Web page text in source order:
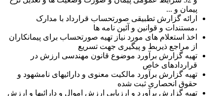
پیمان و ...
ارائه گزارش تطبیقی صورتحساب قرارداد با مدارک
،مستندات و قوانین و آئین نامه ها
اخذ استعلام های مورد نیاز تهیه صورتحساب برای پیمانکاران
از مراجع ذیربط و پیگیری جهت تسریع
تهیه گزارش برآورد موضوع قانون مهندسی ارزش در
قراردادهای خاص
تهیه گزارش برآورد مالکیت معنوی و دارائیهای نامشهود و
حقوق انحصاری ثبت شده
تهیه گزارش برآورد و ارزیابی ارزش اموال و دارائیها و ارزش